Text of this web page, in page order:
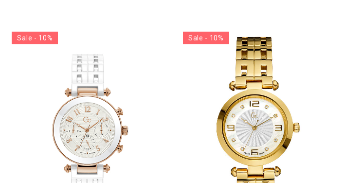
Sale - 10% Sale - 10%